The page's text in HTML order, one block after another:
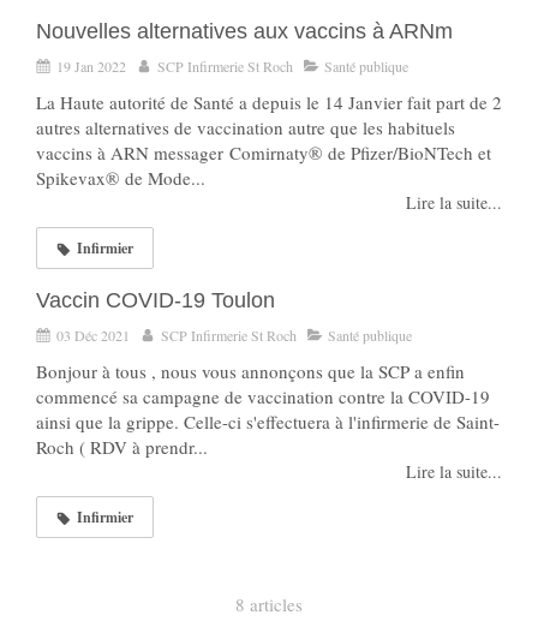
Nouvelles alternatives aux vaccins à ARNm
19 Jan 2022 SCP Infirmerie St Roch Santé publique
La Haute autorité de Santé a depuis le 14 Janvier fait part de 2
autres alternatives de vaccination autre que les habituels
vaccins à ARN messager Comirnaty® de Pfizer/BioNTech et
Spikevax® de Mode...
Lire la suite...
Infirmier
Vaccin COVID-19 Toulon
03 Déc 2021 SCP Infirmerie St Roch Santé publique
Bonjour à tous , nous vous annonçons que la SCP a enfin
commencé sa campagne de vaccination contre la COVID-19
ainsi que la grippe. Celle-ci s'effectuera à l'infirmerie de Saint-
Roch ( RDV à prendr...
Lire la suite...
Infirmier
8 articles